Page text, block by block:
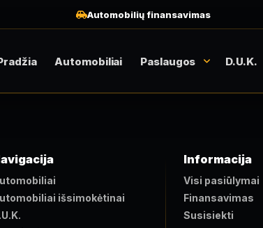
Automobilių finansavimas
Automobiliai Paslaugos D.U.K.
išsimokėtinai
Informacija
Visi pasiūlymai
Finansavimas
Susisiekti